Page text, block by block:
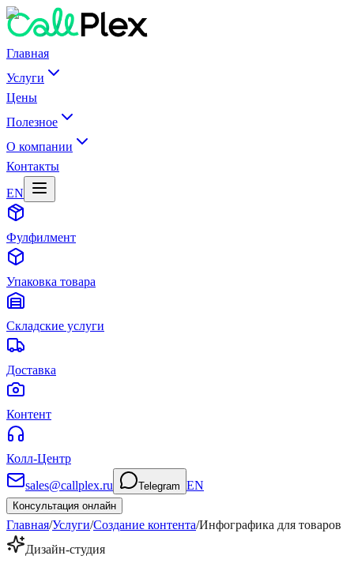
Главная
Услуги
Цены
Полезное
О компании
Контакты
EN
Фулфилмент
Упаковка товара
Складские услуги
Доставка
Контент
Колл-Центр
sales@callplex.ru
Telegram EN
Консультация онлайн
Главная/Услуги/Создание контента/Инфографика для товаров
Дизайн-студия